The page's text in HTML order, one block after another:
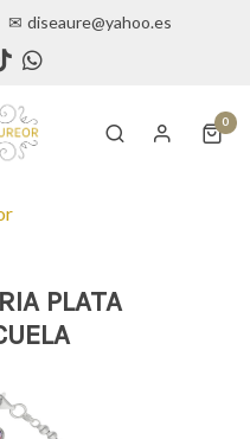
✉ diseaure@yahoo.es
0
PLATA